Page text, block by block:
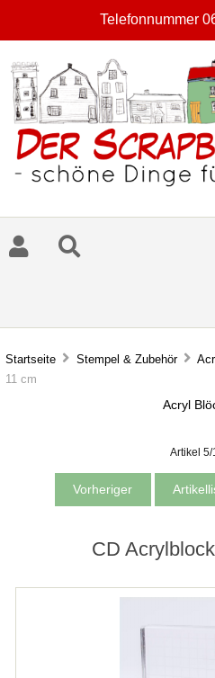
Telefonnummer
Startseite Stempel & Zubehör
11 cm
Acryl
Artikel 5/
Vorheriger
CD